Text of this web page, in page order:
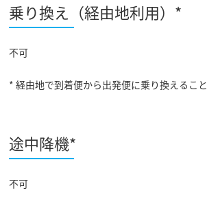
乗り換え（経由地利用）*
不可
* 経由地で到着便から出発便に乗り換えること
途中降機*
不可